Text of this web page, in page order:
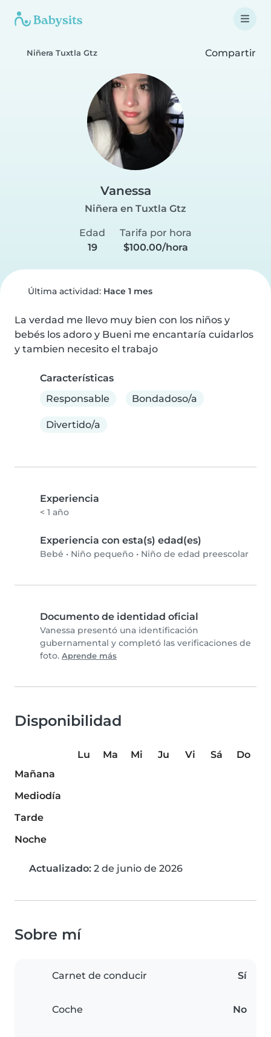
Niñera Tuxtla Gtz Compartir
Vanessa
Niñera en Tuxtla Gtz
Edad
19
Tarifa por hora
$100.00/hora
Última actividad: Hace 1 mes
La verdad me llevo muy bien con los niños y
bebés los adoro y Bueni me encantaría cuidarlos
y tambien necesito el trabajo
Características
Responsable
Bondadoso/a
Divertido/a
Experiencia
< 1 año
Experiencia con esta(s) edad(es)
Bebé • Niño pequeño • Niño de edad preescolar
Documento de identidad oficial
Vanessa presentó una identificación
gubernamental y completó las verificaciones de
foto. Aprende más
Disponibilidad
Lu Ma Mi Ju Vi Sá
Do
Mañana
Mediodía
Tarde
Noche
Actualizado: 2 de junio de 2026
Sobre mí
Carnet de conducir Sí
Coche No